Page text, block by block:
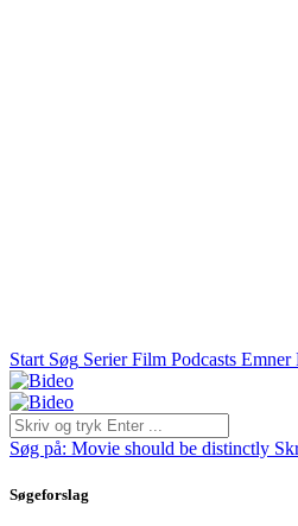
Start Søg Serier Film Podcasts Emner
Søg på: Movie should be distinctly
Søgeforslag